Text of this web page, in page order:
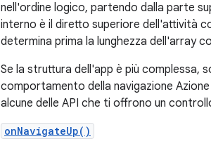
nell'ordine logico, partendo dalla parte
interno è il diretto superiore dell'attività
determina prima la lunghezza dell'array
Se la struttura dell'app è più complessa,
comportamento della navigazione
alcune delle API che ti offrono un
onNavigateUp()